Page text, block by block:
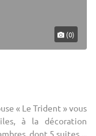
(0)
« Le Trident » vous
à la décoration
dont 5 suites ...